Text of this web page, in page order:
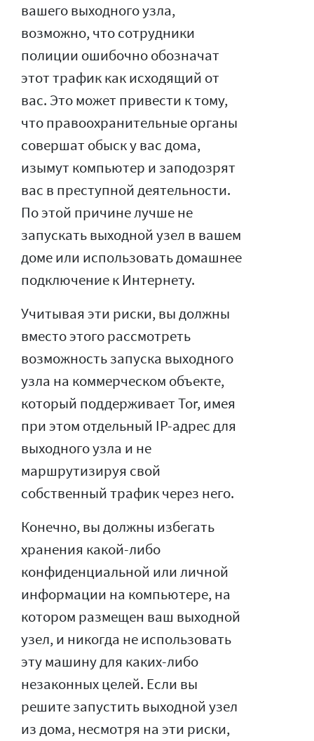
вашего выходного узла,
возможно, что сотрудники
полиции ошибочно обозначат
этот трафик как исходящий от
вас. Это может привести к тому,
что правоохранительные органы
совершат обыск у вас дома,
изымут компьютер и заподозрят
вас в преступной деятельности.
По этой причине лучше не
запускать выходной узел в вашем
доме или использовать домашнее
подключение к Интернету.
Учитывая эти риски, вы должны
вместо этого рассмотреть
возможность запуска выходного
узла на коммерческом объекте,
который поддерживает Tor, имея
при этом отдельный IP-адрес для
выходного узла и не
маршрутизируя свой
собственный трафик через него.
Конечно, вы должны избегать
хранения какой-либо
конфиденциальной или личной
информации на компьютере, на
котором размещен ваш выходной
узел, и никогда не использовать
эту машину для каких-либо
незаконных целей. Если вы
решите запустить выходной узел
из дома, несмотря на эти риски,